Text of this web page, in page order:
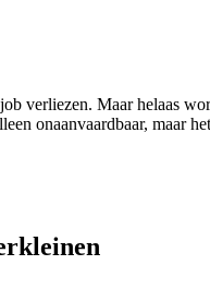
verliezen. Maar helaas
onaanvaardbaar, maar